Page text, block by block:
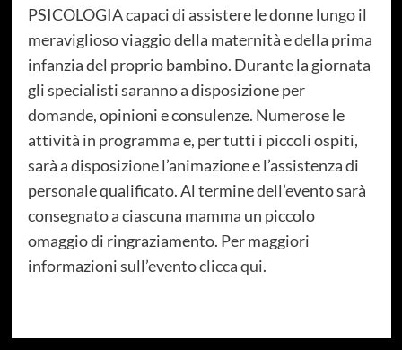
PSICOLOGIA capaci di assistere le donne lungo il
meraviglioso viaggio della maternità e della prima
infanzia del proprio bambino. Durante la giornata
gli specialisti saranno a disposizione per
domande, opinioni e consulenze. Numerose le
attività in programma e, per tutti i piccoli ospiti,
sarà a disposizione l’animazione e l’assistenza di
personale qualificato. Al termine dell’evento sarà
consegnato a ciascuna mamma un piccolo
omaggio di ringraziamento. Per maggiori
informazioni sull’eventoclicca qui.